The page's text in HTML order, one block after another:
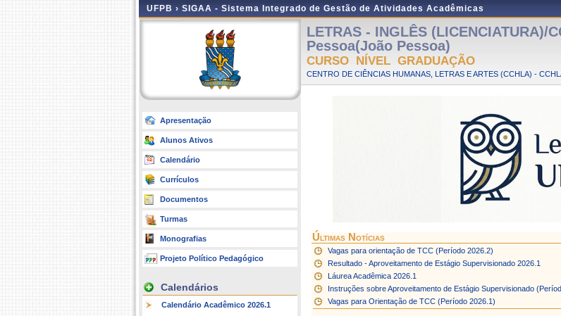
UFPB › SIGAA - Sistema Integrado de Gestão de Atividades Acadêmicas
Apresentação
Alunos Ativos
Calendário
Currículos
Documentos
Turmas
Monografias
Projeto Político Pedagógico
Calendários
Calendário Acadêmico 2026.1
LETRAS - INGLÊS (LICENCIATURA)/
Pessoa(João Pessoa)
CURSO NÍVEL GRADUAÇÃO
CENTRO DE CIÊNCIAS HUMANAS, LETRAS E ARTES (CCHLA) -
Últimas Notícias
Vagas para orientação de TCC (Período 2026.2)
Resultado - Aproveitamento de Estágio Supervisionado 2026.1
Láurea Acadêmica 2026.1
Instruções sobre Aproveitamento de Estágio Supervisionado
Vagas para Orientação de TCC (Período 2026.1)